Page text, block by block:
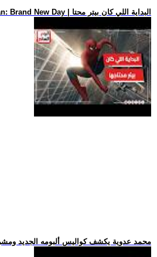
.. فيلم Spider-Man: Brand New Day | البداية اللي كان بيتر محتا
.. محمد عدوية يكشف كواليس ألبومه الجديد